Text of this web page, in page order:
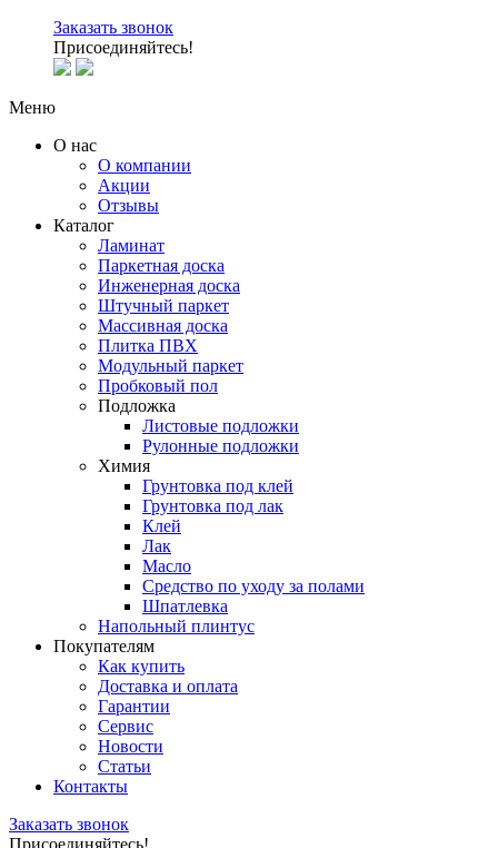
Заказать звонок
Присоединяйтесь!
Меню
О нас
О компании
Акции
Отзывы
Каталог
Ламинат
Паркетная доска
Инженерная доска
Штучный паркет
Массивная доска
Плитка ПВХ
Модульный паркет
Пробковый пол
Подложка
Листовые подложки
Рулонные подложки
Химия
Грунтовка под клей
Грунтовка под лак
Клей
Лак
Масло
Средство по уходу за полами
Шпатлевка
Напольный плинтус
Покупателям
Как купить
Доставка и оплата
Гарантии
Сервис
Новости
Статьи
Контакты
Заказать звонок
Присоединяйтесь!